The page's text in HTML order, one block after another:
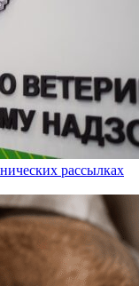
рассылках